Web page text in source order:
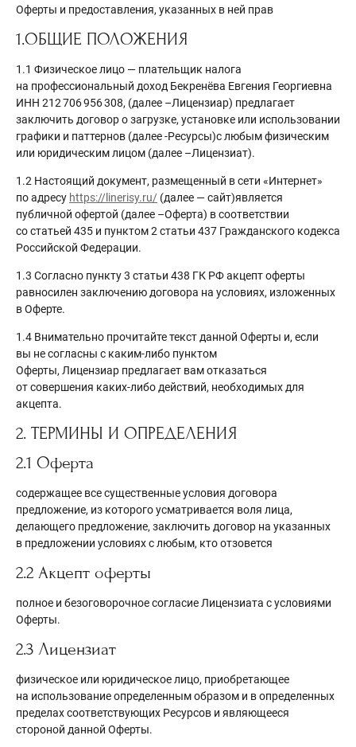
Оферты и предоставления, указанных в ней прав
1.ОБЩИЕ ПОЛОЖЕНИЯ
1.1 Физическое лицо — плательщик налога
на профессиональный доход Бекренёва Евгения Георгиевна
ИНН 212 706 956 308, (далее –Лицензиар) предлагает
заключить договор о загрузке, установке или использовании
графики и паттернов (далее -Ресурсы)с любым физическим
или юридическим лицом (далее –Лицензиат).
1.2 Настоящий документ, размещенный в сети «Интернет»
по адресу https://linerisy.ru/ (далее — сайт)является
публичной офертой (далее –Оферта) в соответствии
со статьей 435 и пунктом 2 статьи 437 Гражданского кодекса
Российской Федерации.
1.3 Согласно пункту 3 статьи 438 ГК РФ акцепт оферты
равносилен заключению договора на условиях, изложенных
в Оферте.
1.4 Внимательно прочитайте текст данной Оферты и, если
вы не согласны с каким-либо пунктом
Оферты, Лицензиар предлагает вам отказаться
от совершения каких-либо действий, необходимых для
акцепта.
2. ТЕРМИНЫ И ОПРЕДЕЛЕНИЯ
2.1 Оферта
содержащее все существенные условия договора
предложение, из которого усматривается воля лица,
делающего предложение, заключить договор на указанных
в предложении условиях с любым, кто отзовется
2.2 Акцепт оферты
полное и безоговорочное согласие Лицензиата с условиями
Оферты.
2.3 Лицензиат
физическое или юридическое лицо, приобретающее
на использование определенным образом и в определенных
пределах соответствующих Ресурсов и являющееся
стороной данной Оферты.